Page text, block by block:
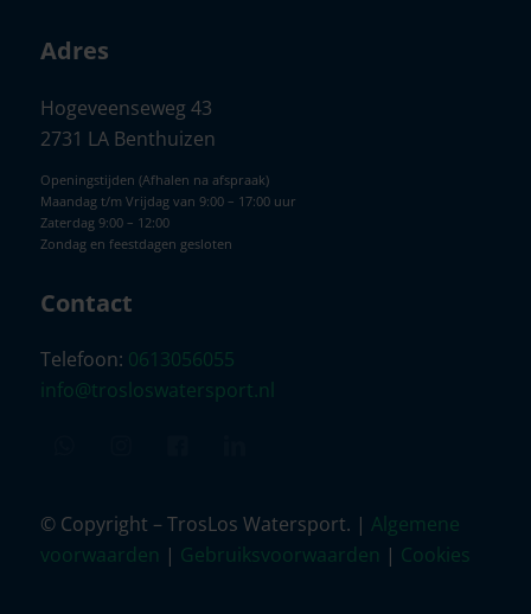
Adres
Hogeveenseweg 43
2731 LA Benthuizen
Openingstijden (Afhalen na afspraak)
Maandag t/m Vrijdag van 9:00 – 17:00 uur
Zaterdag 9:00 – 12:00
Zondag en feestdagen gesloten
Contact
Telefoon: 0613056055
info@trosloswatersport.nl
© Copyright – TrosLos Watersport. | Algemene
voorwaarden | Gebruiksvoorwaarden | Cookies